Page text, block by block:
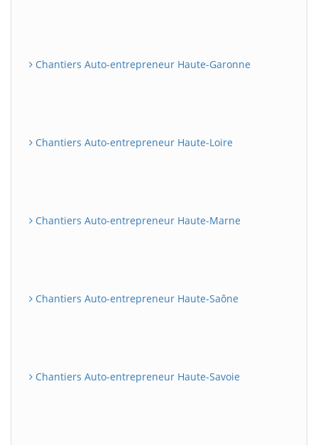
Chantiers Auto-entrepreneur Haute-Garonne
Chantiers Auto-entrepreneur Haute-Loire
Chantiers Auto-entrepreneur Haute-Marne
Chantiers Auto-entrepreneur Haute-Saône
Chantiers Auto-entrepreneur Haute-Savoie